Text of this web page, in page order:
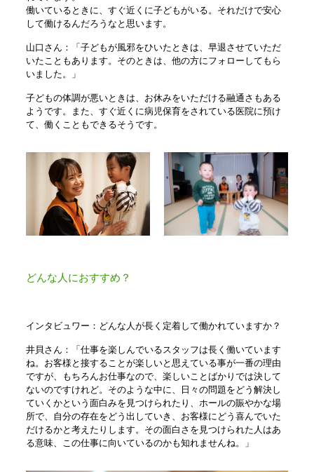
働いているときに、すぐ近くに子どもがいる。それだけで安心
して働けるんだろうなと思います。
山口さん：「子どもが風邪をひいたときは、早退させていただ
いたこともあります。そのときは、他の方にフォローしてもら
いました。」
子どもの体調が悪いときは、お休みをいただける融通さもある
ようです。また、すぐ近くに病児保育をされている医院に預け
て、働くこともできるそうです。
どんな人におすすめ？
インタビュワー：どんな人が長く定着して働かれていますか？
井貝さん：「仕事を楽しんでいるスタッフは長く働いています
ね。お客様と接することが楽しいと思えている事が一番の理由
ですが、もちろんお仕事なので、楽しいことばかりでは決して
ないのですけれど。そのような中に、日々の問題をどう解決し
ていくかという面白みを見つけられたり、ホールの賑やかな場
所で、自分の存在をどう出していき、お客様にどう喜んでいた
だけるかと考えたりします。その面白さを見つけられた人はあ
る意味、この仕事に向いているのかも知れませんね。」